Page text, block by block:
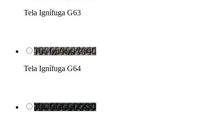
Tela Ignífuga G63
Tela Ignífuga G64
Tela Ignífuga G64
Tela Ignífuga G65